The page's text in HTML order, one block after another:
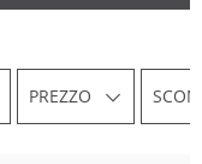
PREZZO